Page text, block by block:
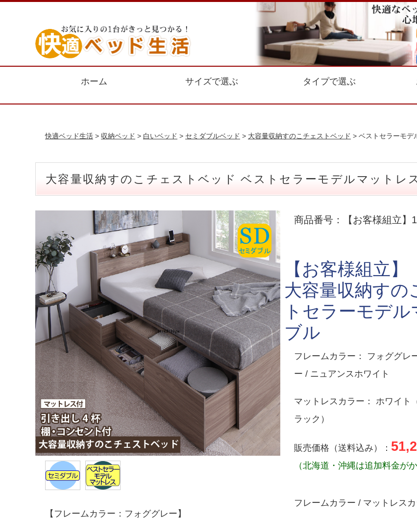
ホーム サイズで選ぶ タイプで選ぶ
快適ベッド生活 > 収納ベッド > 白いベッド > セミダブルベッド > 大容量収納すのこチェストベッド > ベストセラーモデ
大容量収納すのこチェストベッド ベストセラーモデルマットレ
【フレームカラー：フォググレー】
商品番号：【お客様組立】
【お客様組立】
大容量収納すの
トセラーモデ
ブル
フレームカラー： フォググレ
ー / ニュアンスホワイト
マットレスカラー： ホワイト
ラック）
販売価格（送料込み）：
（北海道・沖縄は追加料金が
フレームカラー / マットレスカ